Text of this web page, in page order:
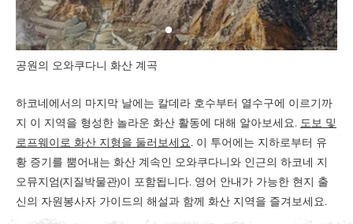
공원의 오와쿠다니 화산 계곡
하코네에서의 마지막 날에는 칼데라 호수부터 열수구에 이르기까
지 이 지역을 형성한 놀라운 화산 활동에 대해 알아보세요. 도보 및
로프웨이로 화산 지형을 둘러보세요. 이 투어에는 지하로부터 유
황 증기를 뿜어내는 화산 계속인 오와쿠다니와 인근의 하코네 지
오뮤지엄(지질박물관)이 포함됩니다. 영어 안내가 가능한 현지 출
신의 자원봉사자 가이드의 해설과 함께 화산 지역을 즐겨보세요.